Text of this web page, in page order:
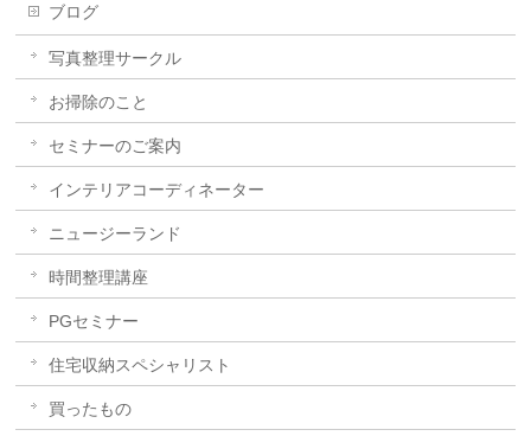
ブログ
写真整理サークル
お掃除のこと
セミナーのご案内
インテリアコーディネーター
ニュージーランド
時間整理講座
PGセミナー
住宅収納スペシャリスト
買ったもの